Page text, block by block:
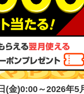
(金)0:00～2026年5